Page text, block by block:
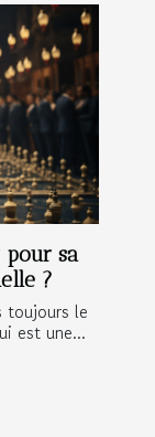
sa
?
toujours le
est une...